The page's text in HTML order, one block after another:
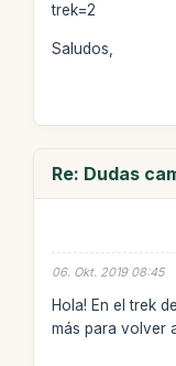
trek=2
Saludos,
Re: Dudas
06. Okt. 2019 08:45
Hola! En el trek
más para volver